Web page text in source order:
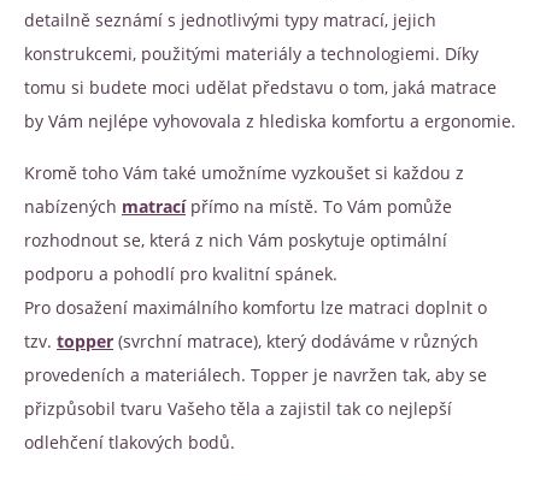
detailně seznámí s jednotlivými typy matrací, jejich
konstrukcemi, použitými materiály a technologiemi. Díky
tomu si budete moci udělat představu o tom, jaká matrace
by Vám nejlépe vyhovovala z hlediska komfortu a ergonomie.
Kromě toho Vám také umožníme vyzkoušet si každou z
nabízených matracípřímo na místě. To Vám pomůže
rozhodnout se, která z nich Vám poskytuje optimální
podporu a pohodlí pro kvalitní spánek.
Pro dosažení maximálního komfortu lze matraci doplnit o
tzv. topper (svrchní matrace), který dodáváme v různých
provedeních a materiálech. Topper je navržen tak, aby se
přizpůsobil tvaru Vašeho těla a zajistil tak co nejlepší
odlehčení tlakových bodů.